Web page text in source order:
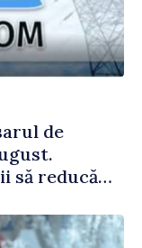
de
să reducă